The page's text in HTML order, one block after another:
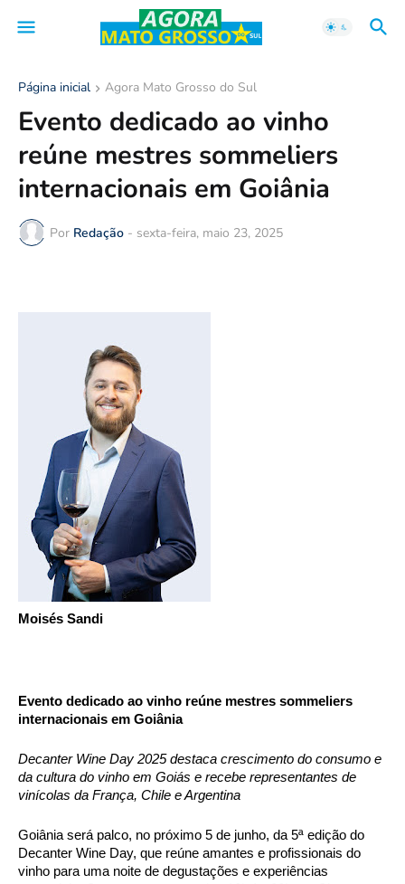
Página inicial Agora Mato Grosso do Sul
Evento dedicado ao vinho
reúne mestres sommeliers
internacionais em Goiânia
Por Redação - sexta-feira, maio 23, 2025
Moisés Sandi
Evento dedicado ao vinho reúne mestres sommeliers
internacionais em Goiânia
Decanter Wine Day 2025 destaca crescimento do consumo e
da cultura do vinho em Goiás e recebe representantes de
vinícolas da França, Chile e Argentina
Goiânia será palco, no próximo 5 de junho, da 5ª edição do
Decanter Wine Day, que reúne amantes e profissionais do
vinho para uma noite de degustações e experiências